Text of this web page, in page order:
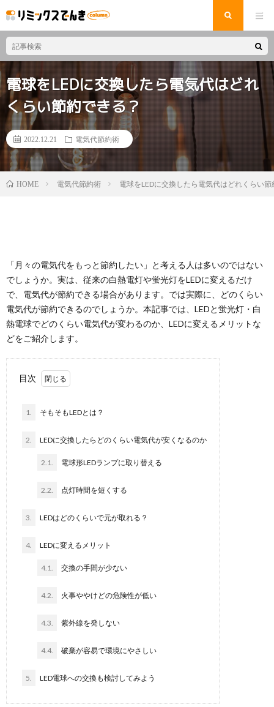
電球をLEDに交換したら電気代はどれ
くらい節約できる？
2022.12.21 電気代節約術
HOME 電気代節約術 電球をLEDに交換したら電気代はどれくらい
「月々の電気代をもっと節約したい」と考える人は多いのではない
でしょうか。実は、従来の白熱電灯や蛍光灯をLEDに変えるだけ
で、電気代が節約できる場合があります。では実際に、どのくらい
電気代が節約できるのでしょうか。本記事では、LEDと蛍光灯・白
熱電球でどのくらい電気代が変わるのか、LEDに変えるメリットな
どをご紹介します。
目次
1. そもそもLEDとは？
2. LEDに交換したらどのくらい電気代が安くなるのか
2.1. 電球形LEDランプに取り替える
2.2. 点灯時間を短くする
3. LEDはどのくらいで元が取れる？
4. LEDに変えるメリット
4.1. 交換の手間が少ない
4.2. 火事ややけどの危険性が低い
4.3. 紫外線を発しない
4.4. 破棄が容易で環境にやさしい
5. LED電球への交換も検討してみよう